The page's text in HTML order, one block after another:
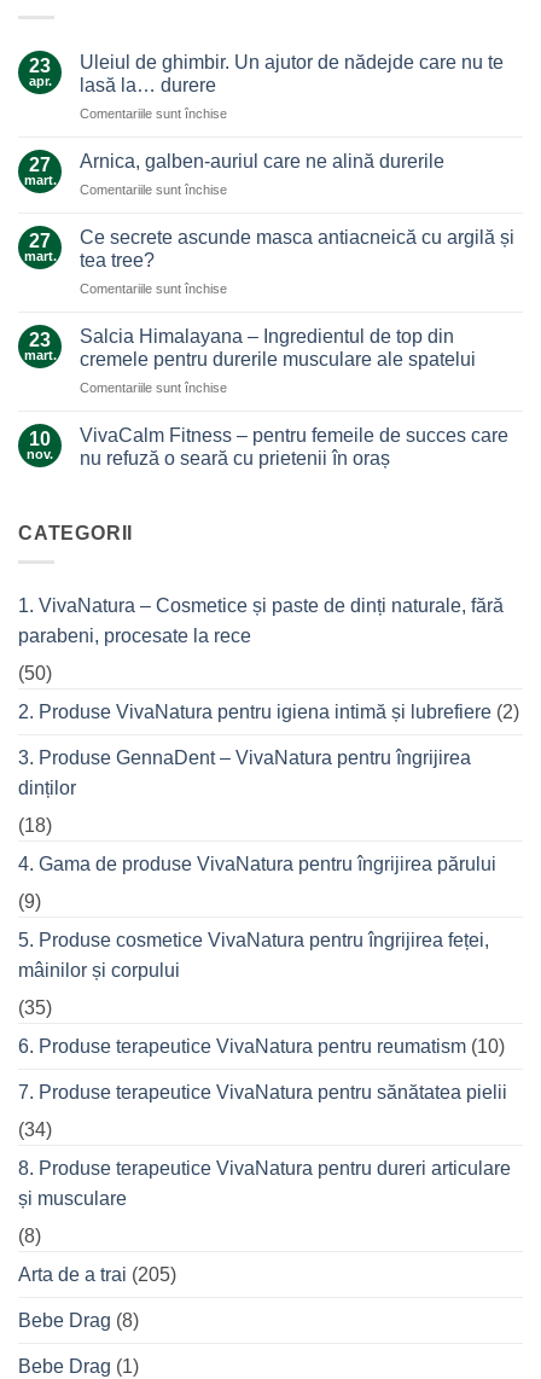
23
apr.
Uleiul de ghimbir. Un ajutor de nădejde care nu te
lasă la… durere
Comentariile sunt închisepentru
de
Un
de
nu
lasă
la…
27
mart.
Arnica, galben-auriul care ne alină durerile
Comentariile sunt închisepentru
galben-
ne
durerile
27
mart.
Ce secrete ascunde masca antiacneică cu argilă și
tea tree?
Comentariile sunt închisepentru
secrete
ascunde
masca
antiacneică
argilă
23
mart.
Salcia Himalayana – Ingredientul de top din
cremele pentru durerile musculare ale spatelui
Comentariile sunt închisepentru
Himalayana
Ingredientul
musculare
ale
10
nov.
VivaCalm Fitness – pentru femeile de succes care
nu refuză o seară cu prietenii în oraș
VivaCalm
Fitness
de
care
seară
cu
în
oraș
CATEGORII
1. VivaNatura – Cosmetice și paste de dinți naturale, fără
parabeni, procesate la rece
(50)
2. Produse VivaNatura pentru igiena intimă și lubrefiere (2)
3. Produse GennaDent – VivaNatura pentru îngrijirea
dinților
(18)
4. Gama de produse VivaNatura pentru îngrijirea părului
(9)
5. Produse cosmetice VivaNatura pentru îngrijirea feței,
mâinilor și corpului
(35)
6. Produse terapeutice VivaNatura pentru reumatism (10)
7. Produse terapeutice VivaNatura pentru sănătatea pielii
(34)
8. Produse terapeutice VivaNatura pentru dureri articulare
și musculare
(8)
Arta de a trai (205)
Bebe Drag (8)
Bebe Drag (1)